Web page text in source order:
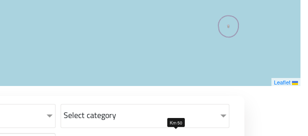
معاً نحو خلق مجتمع مبدع في عالم الأزياء
Select category 50 Km